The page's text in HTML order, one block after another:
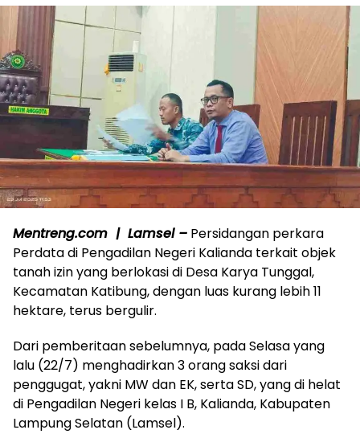
Mentreng.com | Lamsel – Persidangan perkara
Perdata di Pengadilan Negeri Kalianda terkait objek
tanah izin yang berlokasi di Desa Karya Tunggal,
Kecamatan Katibung, dengan luas kurang lebih 11
hektare, terus bergulir.
Dari pemberitaan sebelumnya, pada Selasa yang
lalu (22/7) menghadirkan 3 orang saksi dari
penggugat, yakni MW dan EK, serta SD, yang di helat
di Pengadilan Negeri kelas I B, Kalianda, Kabupaten
Lampung Selatan (Lamsel).